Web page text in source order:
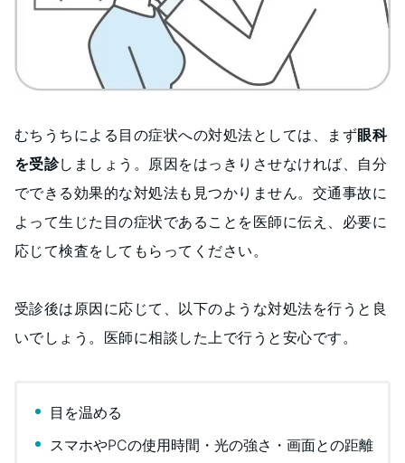
むちうちによる目の症状への対処法としては、まず眼科
を受診しましょう。原因をはっきりさせなければ、自分
でできる効果的な対処法も見つかりません。交通事故に
よって生じた目の症状であることを医師に伝え、必要に
応じて検査をしてもらってください。
受診後は原因に応じて、以下のような対処法を行うと良
いでしょう。医師に相談した上で行うと安心です。
目を温める
スマホやPCの使用時間・光の強さ・画面との距離